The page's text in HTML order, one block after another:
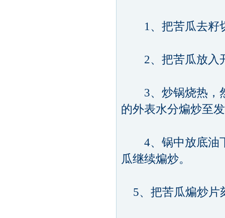
1、把苦瓜去籽
2、把苦瓜放入开
3、炒锅烧热，然
的外表水分煸炒至
4、锅中放底油下
瓜继续煸炒。
5、把苦瓜煸炒片